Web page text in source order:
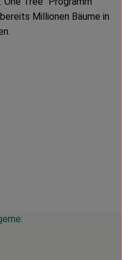
Millionen Bäume in